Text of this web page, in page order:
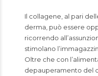
Il collagene, al pari
derma, può essere
ricorrendo
stimolano
Oltre che con
depauperamento del